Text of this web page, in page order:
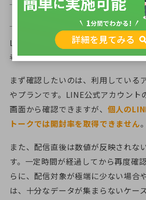
LINEの開封率が確認できない
LINEの開封率が表示されない場合、
考えられます。
まず確認したいのは、利用している
やプランです。LINE公式アカウント
画面から確認できますが、 個人の
トークでは開封率を取得できません。
また、配信直後は数値が反映されな
す。一定時間が経過してから再度確
らに、配信対象が極端に少ない場合
は、十分なデータが集まらないケー